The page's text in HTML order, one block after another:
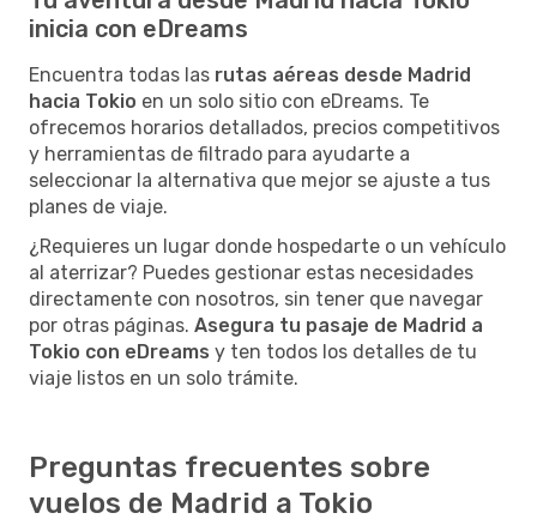
inicia con eDreams
Encuentra todas las rutas aéreas desde Madrid
hacia Tokio en un solo sitio con eDreams. Te
ofrecemos horarios detallados, precios competitivos
y herramientas de filtrado para ayudarte a
seleccionar la alternativa que mejor se ajuste a tus
planes de viaje.
¿Requieres un lugar donde hospedarte o un vehículo
al aterrizar? Puedes gestionar estas necesidades
directamente con nosotros, sin tener que navegar
por otras páginas. Asegura tu pasaje de Madrid a
Tokio con eDreams y ten todos los detalles de tu
viaje listos en un solo trámite.
Preguntas frecuentes sobre
vuelos de Madrid a Tokio